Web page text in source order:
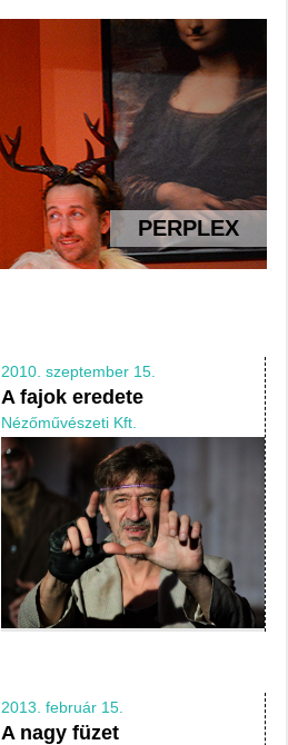
AZ IDŐ
2010. szeptember 15.
A fajok eredete
Nézőművészeti Kft.
2013. február 15.
A nagy füzet